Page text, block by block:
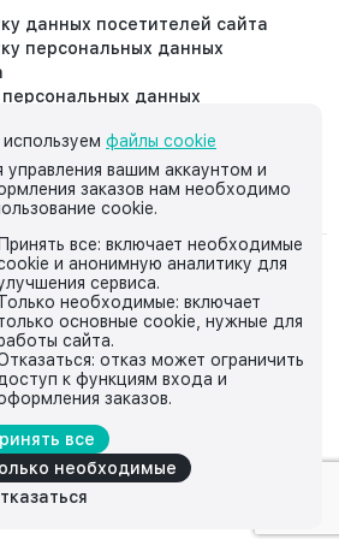
данных посетителей сайта
персональных данных
данных
персональных данных третьим
на то, что данный интернет-сайт,
о товарах и ценах,
носит исключительно
и ни при каких условиях не
определяемой положениями
кодекса Российской Федерации.
копирование с сайта возможно
сайта
файлы cookie
управления вашим аккаунтом и
заказов нам необходимо
cookie.
Принять все: включает необходимые
и анонимную аналитику для
сервиса.
необходимые: включает
основные cookie, нужные для
сайта.
отказ может ограничить
к функциям входа и
заказов.
все
необходимые